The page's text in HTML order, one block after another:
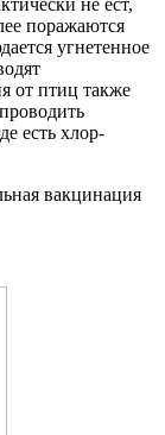
не ест,
поражаются
угнетенное
от птиц также
есть хлор-
вакцинация